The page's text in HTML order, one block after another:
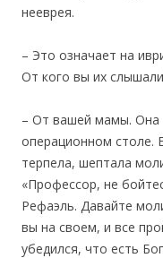
нееврея.
– Это означает на
От кого вы их
– От вашей мамы. Она
операционном столе.
терпела, шептала
«Профессор, не
Рефаэль. Давайте
вы на своем, и все
убедился, что есть